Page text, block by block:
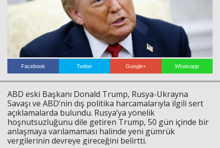
Facebook Twitter Google+ Whatsapp
ABD eski Başkanı Donald Trump, Rusya-Ukrayna
Savaşı ve ABD’nin dış politika harcamalarıyla ilgili sert
açıklamalarda bulundu. Rusya’ya yönelik
hoşnutsuzluğunu dile getiren Trump, 50 gün içinde bir
anlaşmaya varılamaması halinde yeni gümrük
vergilerinin devreye gireceğini belirtti.
İLETİŞİM